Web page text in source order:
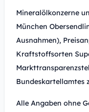
Mineralölkonzerne
München
Ausnahmen),
Kraftstoffsorten
Bundeskartellamtes
Alle Angaben ohne